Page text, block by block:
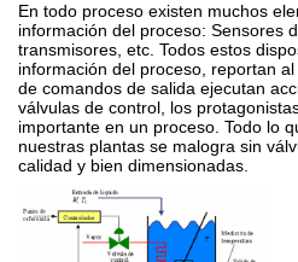
En todo proceso existen muchos
información del proceso: Sensores
transmisores, etc. Todos estos
información del proceso, reportan
de comandos de salida ejecutan
válvulas de control, los
importante en un proceso. Todo lo
nuestras plantas se malogra sin
calidad y bien dimensionadas.